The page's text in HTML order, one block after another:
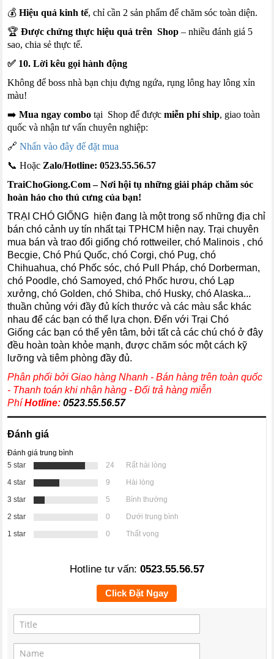
💰Hiệu quả kinh tế, chỉ cần 2 sản phẩm để chăm sóc toàn diện.
🏆Được chứng thực hiệu quả trên Shop – nhiều đánh giá 5
sao, chia sẻ thực tế.
✅ 10. Lời kêu gọi hành động
Không để boss nhà bạn chịu đựng ngứa, rụng lông hay lông xỉn
màu!
➡️Mua ngay combotại Shop để đượcmiễn phí ship, giao toàn
quốc và nhận tư vấn chuyên nghiệp:
🔗Nhấn vào đây để đặt mua
📞 Hoặc Zalo/Hotline: 0523.55.56.57
TraiChoGiong.Com – Nơi hội tụ những giải pháp chăm sóc
hoàn hảo cho thú cưng của bạn!
TRẠI CHÓ GIỐNG hiện đang là một trong số những địa chỉ
bán chó cảnh uy tín nhất tại TPHCM hiện nay. Trại chuyên
mua bán và trao đổi giống chó rottweiler, chó Malinois , chó
Becgie, Chó Phú Quốc, chó Corgi, chó Pug, chó
Chihuahua, chó Phốc sóc, chó Pull Pháp, chó Dorberman,
chó Poodle, chó Samoyed, chó Phốc hươu, chó Lạp
xưởng, chó Golden, chó Shiba, chó Husky, chó Alaska...
thuần chủng với đầy đủ kích thước và các màu sắc khác
nhau để các bạn có thể lựa chọn. Đến với Trại Chó
Giống các bạn có thể yên tâm, bởi tất cả các chú chó ở đây
đều hoàn toàn khỏe mạnh, được chăm sóc một cách kỹ
lưỡng và tiêm phòng đầy đủ.
Phân phối bởi Giao hàng Nhanh - Bán hàng trên toàn quốc
- Thanh toán khi nhận hàng - Đổi trả hàng miễn
PhíHotline:0523.55.56.57
Đánh giá
Đánh giá trung bình
5 star
24
Rất hài lòng
4 star
9
Hài lòng
3 star
5
Bình thường
2 star
0
Dưới trung bình
1 star
0 Thất vọng
Hotline tư vấn: 0523.55.56.57
Click Đặt Ngay